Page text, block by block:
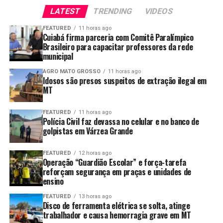
que havia sido vítima de fraude.
Em contato com a empresa multinacional, foi informado
que, embora a nota fiscal constasse no sistema, não
havia qualquer pedido de compra dos equipamentos,
tampouco a empresa tinha conhecimento da negociação
realizada pelos golpistas.
Investigação
Durante as diligências, os policiais civis da Delegacia
Especializada de Estelionato de Várzea Grande
conseguiram identificar três suspeitos envolvidos no
crime.
Conforme apurado, os transformadores de energia
foram retirados da sede da empresa vítima por um
freteiro e levados até um posto de combustível no
bairro São Mateus, na região do Distrito Industrial, em
LATEST TRENDING VIDEOS
FEATURED 11 horas ago
Cuiabá firma parceria com Comitê Paralímpico
Brasileiro para capacitar professores da rede
municipal
AGRO MATO GROSSO 11 horas ago
Idosos são presos suspeitos de extração ilegal em
MT
FEATURED 11 horas ago
Polícia Civil faz devassa no celular e no banco de
golpistas em Várzea Grande
FEATURED 12 horas ago
Operação “Guardião Escolar” e força-tarefa
reforçam segurança em praças e unidades de
ensino
FEATURED 13 horas ago
Disco de ferramenta elétrica se solta, atinge
trabalhador e causa hemorragia grave em MT